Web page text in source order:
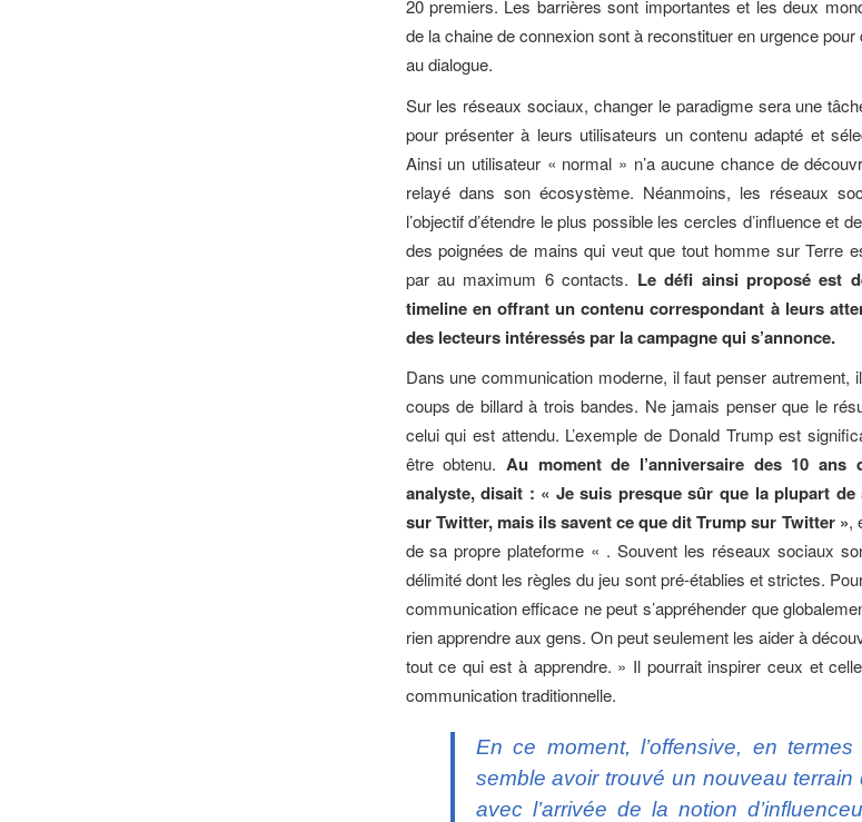
20 premiers. Les barrières sont importantes et les deux
de la chaine de connexion sont à reconstituer en urgence
au dialogue.
Sur les réseaux sociaux, changer le paradigme sera une
pour présenter à leurs utilisateurs un contenu adapté et
Ainsi un utilisateur « normal » n’a aucune chance de
relayé dans son écosystème. Néanmoins, les réseaux
l’objectif d’étendre le plus possible les cercles d’influence et
des poignées de mains qui veut que tout homme sur Terre
par au maximum 6 contacts. Le défi ainsi proposé est
timeline en offrant un contenu correspondant à leurs
des lecteurs intéressés par la campagne qui s’annonce.
Dans une communication moderne, il faut penser autrement,
coups de billard à trois bandes. Ne jamais penser que le
celui qui est attendu. L’exemple de Donald Trump est
être obtenu. Au moment de l’anniversaire des 10 ans
analyste, disait : « Je suis presque sûr que la plupart
sur Twitter, mais ils savent ce que dit Trump sur Twitter »,
de sa propre plateforme « . Souvent les réseaux sociaux
délimité dont les règles du jeu sont pré-établies et strictes.
communication efficace ne peut s’appréhender que
rien apprendre aux gens. On peut seulement les aider à
tout ce qui est à apprendre. » Il pourrait inspirer ceux et
communication traditionnelle.
En ce moment, l’offensive, en
semble avoir trouvé un nouveau terrain
avec l’arrivée de la notion